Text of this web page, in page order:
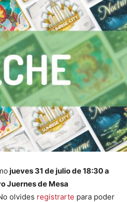
jueves 31 de juliode 18:30 a
Juernes de Mesa
olvides registrarte para poder